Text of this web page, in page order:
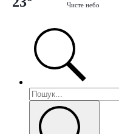
Чисте небо